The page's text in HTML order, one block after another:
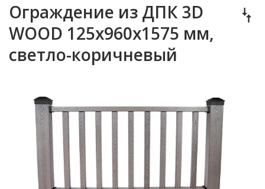
Ограждение из ДПК 3D
WOOD 125х960х1575 мм,
светло-коричневый